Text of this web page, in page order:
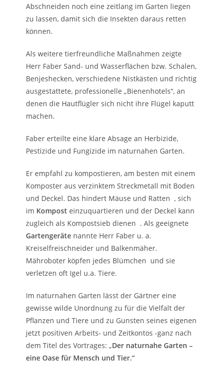
Abschneiden noch eine zeitlang im Garten liegen
zu lassen, damit sich die Insekten daraus retten
können.
Als weitere tierfreundliche Maßnahmen zeigte
Herr Faber Sand- und Wasserflächen bzw. Schalen,
Benjeshecken, verschiedene Nistkästen und richtig
ausgestattete, professionelle „Bienenhotels“, an
denen die Hautflügler sich nicht ihre Flügel kaputt
machen.
Faber erteilte eine klare Absage an Herbizide,
Pestizide und Fungizide im naturnahen Garten.
Er empfahl zu kompostieren, am besten mit einem
Komposter aus verzinktem Streckmetall mit Boden
und Deckel. Das hindert Mäuse und Ratten , sich
im Kompost einzuquartieren und der Deckel kann
zugleich als Kompostsieb dienen . Als geeignete
Gartengeräte nannte Herr Faber u. a.
Kreiselfreischneider und Balkenmäher.
Mähroboter köpfen jedes Blümchen und sie
verletzen oft Igel u.a. Tiere.
Im naturnahen Garten lässt der Gärtner eine
gewisse wilde Unordnung zu für die Vielfalt der
Pflanzen und Tiere und zu Gunsten seines eigenen
jetzt positiven Arbeits- und Zeitkontos -ganz nach
dem Titel des Vortrages: „Der naturnahe Garten –
eine Oase für Mensch und Tier.“